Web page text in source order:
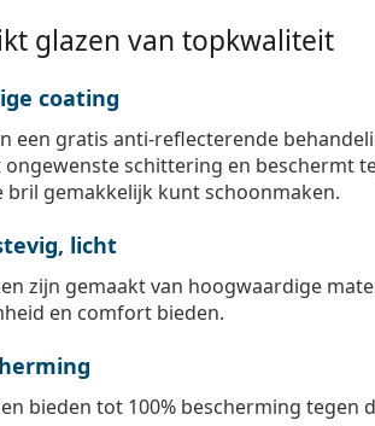
glazen van topkwaliteit
coating
een gratis anti-reflecterende
schittering en beschermt
bril gemakkelijk kunt schoonmaken.
licht
zijn gemaakt van hoogwaardige
en comfort bieden.
bieden tot 100% bescherming tegen